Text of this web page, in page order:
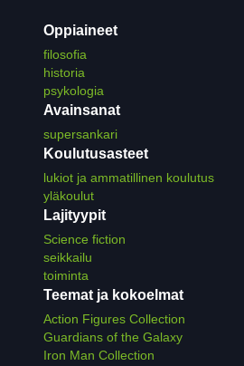
Oppiaineet
filosofia
historia
psykologia
Avainsanat
supersankari
Koulutusasteet
lukiot ja ammatillinen koulutus
yläkoulut
Lajityypit
Science fiction
seikkailu
toiminta
Teemat ja kokoelmat
Action Figures Collection
Guardians of the Galaxy
Iron Man Collection